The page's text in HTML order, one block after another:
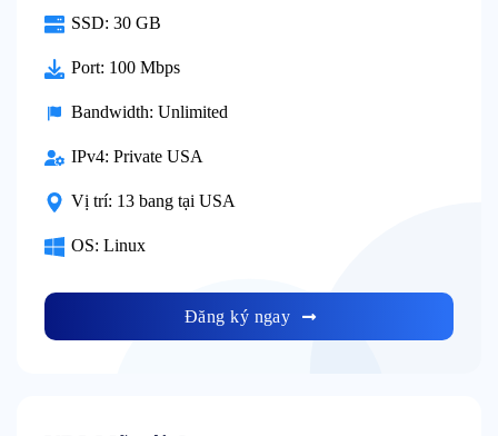
SSD: 30 GB
Port: 100 Mbps
Bandwidth: Unlimited
IPv4: Private USA
Vị trí: 13 bang tại USA
OS: Linux
Đăng ký ngay